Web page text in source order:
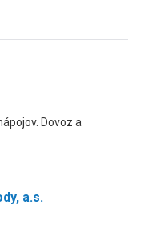
Dovoz a
a.s.